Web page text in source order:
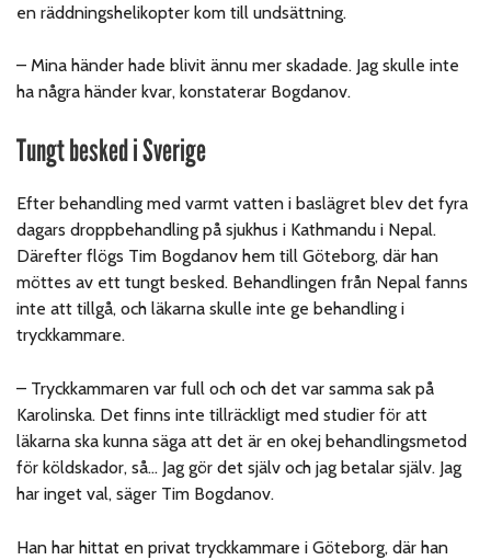
en räddningshelikopter kom till undsättning.
– Mina händer hade blivit ännu mer skadade. Jag skulle inte
ha några händer kvar, konstaterar Bogdanov.
Tungt besked i Sverige
Efter behandling med varmt vatten i baslägret blev det fyra
dagars droppbehandling på sjukhus i Kathmandu i Nepal.
Därefter flögs Tim Bogdanov hem till Göteborg, där han
möttes av ett tungt besked. Behandlingen från Nepal fanns
inte att tillgå, och läkarna skulle inte ge behandling i
tryckkammare.
– Tryckkammaren var full och och det var samma sak på
Karolinska. Det finns inte tillräckligt med studier för att
läkarna ska kunna säga att det är en okej behandlingsmetod
för köldskador, så… Jag gör det själv och jag betalar själv. Jag
har inget val, säger Tim Bogdanov.
Han har hittat en privat tryckkammare i Göteborg, där han